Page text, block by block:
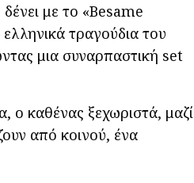
με το «Besame
τραγούδια του
μια συναρπαστική set
ο καθένας ξεχωριστά, μαζί
από κοινού, ένα